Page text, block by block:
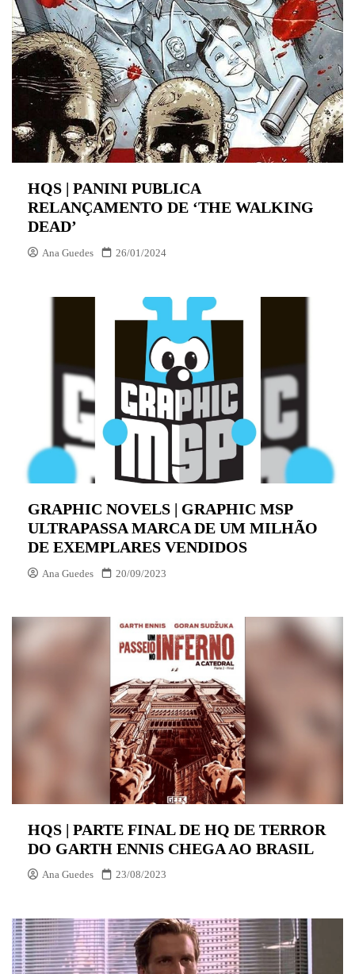
HQS | PANINI PUBLICA
RELANÇAMENTO DE ‘THE WALKING
DEAD’
Ana Guedes 26/01/2024
GRAPHIC NOVELS | GRAPHIC MSP
ULTRAPASSA MARCA DE UM MILHÃO
DE EXEMPLARES VENDIDOS
Ana Guedes 20/09/2023
HQS | PARTE FINAL DE HQ DE TERROR
DO GARTH ENNIS CHEGA AO BRASIL
Ana Guedes 23/08/2023